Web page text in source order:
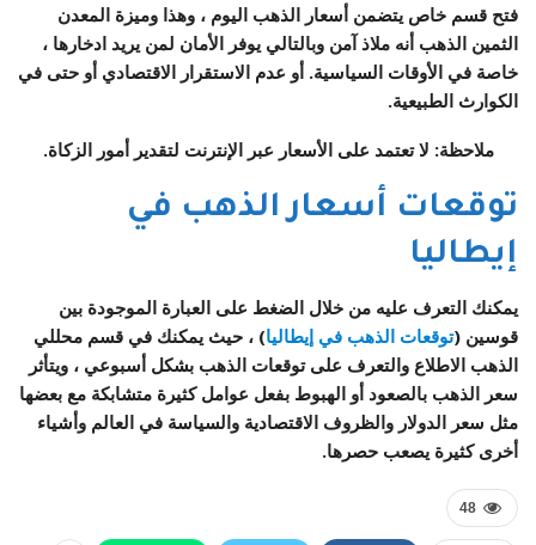
فتح قسم خاص يتضمن أسعار الذهب اليوم ، وهذا وميزة المعدن
الثمين الذهب أنه ملاذ آمن وبالتالي يوفر الأمان لمن يريد ادخارها ،
خاصة في الأوقات السياسية. أو عدم الاستقرار الاقتصادي أو حتى في
الكوارث الطبيعية.
ملاحظة: لا تعتمد على الأسعار عبر الإنترنت لتقدير أمور الزكاة.
توقعات أسعار الذهب في
إيطاليا
يمكنك التعرف عليه من خلال الضغط على العبارة الموجودة بين
قوسين (توقعات الذهب في إيطاليا) ، حيث يمكنك في قسم محللي
الذهب الاطلاع والتعرف على توقعات الذهب بشكل أسبوعي ، ويتأثر
سعر الذهب بالصعود أو الهبوط بفعل عوامل كثيرة متشابكة مع بعضها
مثل سعر الدولار والظروف الاقتصادية والسياسة في العالم وأشياء
أخرى كثيرة يصعب حصرها.
48